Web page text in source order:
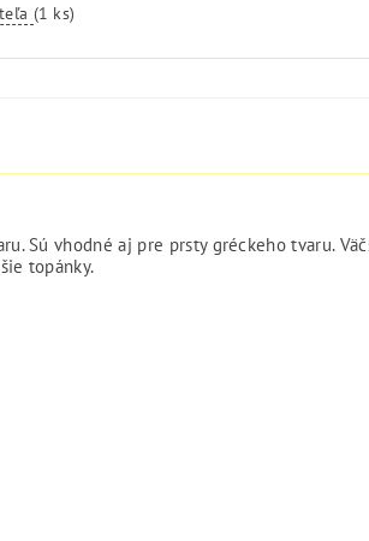
(1 ks)
Sú vhodné aj pre prsty gréckeho tvaru.
topánky.